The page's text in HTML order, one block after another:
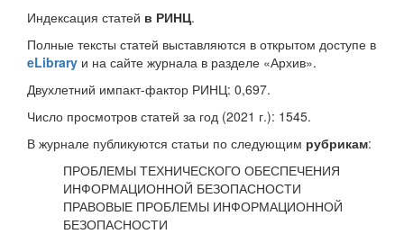
Индексация статей в РИНЦ.
Полные тексты статей выставляются в открытом доступе в
eLibrary и на сайте журнала в разделе «Архив».
Двухлетний импакт-фактор РИНЦ: 0,697.
Число просмотров статей за год (2021 г.): 1545.
В журнале публикуются статьи по следующим рубрикам:
ПРОБЛЕМЫ ТЕХНИЧЕСКОГО ОБЕСПЕЧЕНИЯ
ИНФОРМАЦИОННОЙ БЕЗОПАСНОСТИ
ПРАВОВЫЕ ПРОБЛЕМЫ ИНФОРМАЦИОННОЙ
БЕЗОПАСНОСТИ